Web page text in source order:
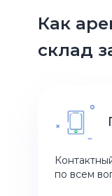
по всем
Как
склад